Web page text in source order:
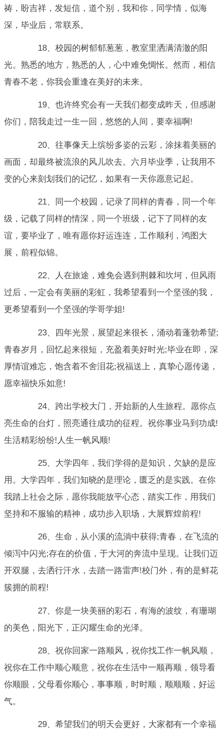
祷，盼吉祥，发短信，道个别，我和你，同学情，似海
深，毕业后，常联系。
18、校园的树郁郁葱葱，教室里洒满清澈的阳
光。熟悉的地方，熟悉的人，心中难免惆怅。然而，相信
青春不老，你我会重逢在美好的未来。
19、也许终究会有一天我们都变成昨天，但感谢
你们，陪我走过一生一回，悠悠的人间，要幸福啊!
20、往事像天上缤纷多姿的云彩，涂抹着美丽的
画面，却最终被流浪的风儿吹去。六月毕业季，让我用不
变的心来刻划我们的记忆，如果有一天你愿意记起。
21、同一个校园，记录了同样的青春，同一个年
级，记载了同样的情深，同一个班级，记下了同样的友
谊，要毕业了，唯有愿你好运连连，工作顺利，鸿图大
展，前程似锦。
22、人在旅途，难免会遇到荆棘和坎坷，但风雨
过后，一定会有美丽的彩虹，我希望看到一个坚强的我，
更希望看到一个坚强的学哥学姐!
23、四年光景，展望起来很长，涌动着蓬勃希望;
青春岁月，回忆起来很短，充盈着美好时光;毕业在即，深
厚情谊难忘，饱含着不舍泪花;祝福送上，真挚心愿传递，
愿幸福快乐如意!
24、跨出学校大门，开始新的人生旅程。愿你点
亮生命的台灯，照亮通往成功的征程。祝你事业马到功成!
生活精彩纷纷!人生一帆风顺!
25、大学四年，我们学得的是知识，欠缺的是应
用。大学四年，我们知晓的是理论，匮乏的是实践。在你
我踏上社会之际，愿你我能放平心态，踏实工作，用我们
坚持和不服输的精神，成功步入职场，大展辉煌前程!
26、生命，从小溪的流淌中获得;青春，在飞流的
倾泻中闪光;存在的价值，于大河的奔流中呈现。让我们迈
开双腿，去洒行汗水，去踏一路雷声!校门外，有的是鲜花
簇拥的前程!
27、你是一块美丽的彩石，有海的波纹，有珊瑚
的美色，阳光下，正闪耀生命的光泽。
28、祝你回家一路顺风，祝你找工作一帆风顺，
祝你在工作中顺心顺意，祝你在生活中一顺再顺，领导看
你顺眼，父母看你顺心，事事顺，时时顺，顺顺顺，好运
气。
29、希望我们的明天会更好，大家都有一个幸福